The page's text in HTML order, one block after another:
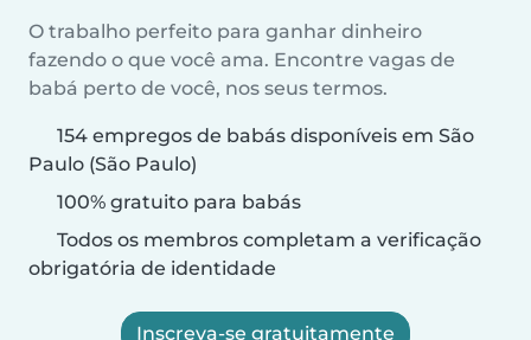
O trabalho perfeito para ganhar dinheiro
fazendo o que você ama. Encontre vagas de
babá perto de você, nos seus termos.
154 empregos de babás disponíveis em São
Paulo (São Paulo)
100% gratuito para babás
Todos os membros completam a verificação
obrigatória de identidade
Inscreva-se gratuitamente